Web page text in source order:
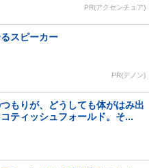
PR(アクセンチュア)
スピーカー
PR(デノン)
もりが、どうしても体がはみ出
ティッシュフォールド。そ...